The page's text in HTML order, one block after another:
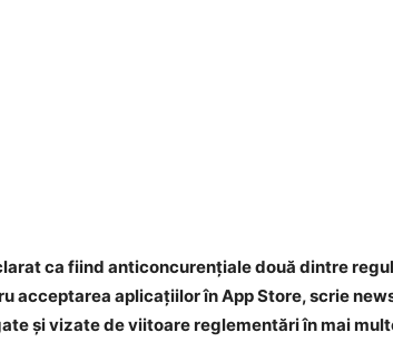
ca fiind anticoncurenţiale două dintre
acceptarea aplicaţiilor în App Store, scrie
şi vizate de viitoare reglementări în mai